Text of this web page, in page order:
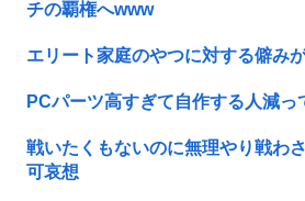
チの覇権へwww
エリート家庭のやつに対する僻み
PCパーツ高すぎて自作する人減っ
戦いたくもないのに無理やり戦わ
可哀想